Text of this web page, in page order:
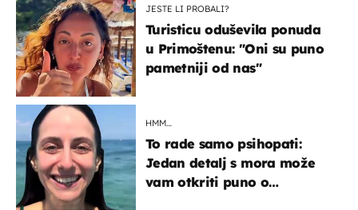
JESTE LI PROBALI?
Turisticu oduševila ponuda
u Primoštenu: "Oni su puno
pametniji od nas"
HMM…
To rade samo psihopati:
Jedan detalj s mora može
vam otkriti puno o